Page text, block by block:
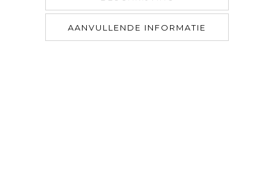
AANVULLENDE INFORMATIE